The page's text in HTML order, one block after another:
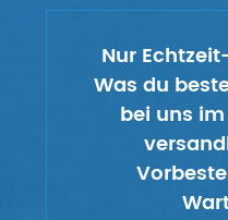
Nur
Was du
bei uns